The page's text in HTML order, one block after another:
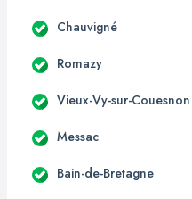
Chauvigné
Romazy
Vieux-Vy-sur-Couesnon
Messac
Bain-de-Bretagne